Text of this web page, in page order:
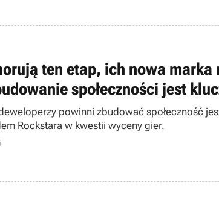
ten etap, ich nowa marka
społeczności jest
powinni zbudować społeczność
Rockstara w kwestii wyceny gier.